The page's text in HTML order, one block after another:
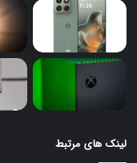
لینک های مرتبط